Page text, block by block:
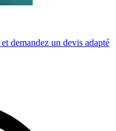
et demandez un devis adapté